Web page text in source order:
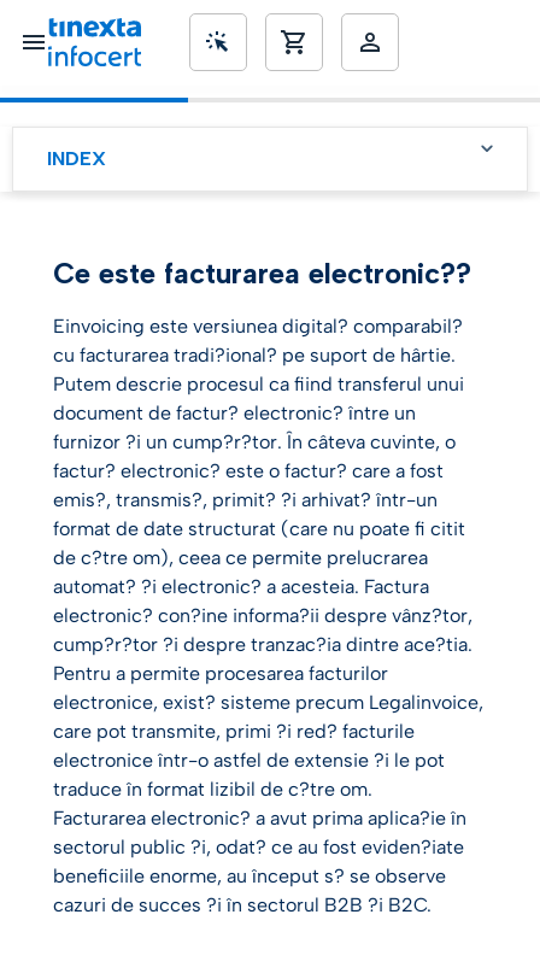
INDEX
5 motive întemeiate
de facturare electronic?
pentru compania ta
Facturarea electronic?
pentru a v? îmbun?t??i
ratingul ESG?
Ce este facturarea electronic??
Einvoicing este versiunea digital? comparabil?
cu facturarea tradi?ional? pe suport de hârtie.
Putem descrie procesul ca fiind transferul unui
document de factur? electronic? între un
furnizor ?i un cump?r?tor. În câteva cuvinte, o
factur? electronic? este o factur? care a fost
emis?, transmis?, primit? ?i arhivat? într-un
format de date structurat (care nu poate fi citit
de c?tre om), ceea ce permite prelucrarea
automat? ?i electronic? a acesteia. Factura
electronic? con?ine informa?ii despre vânz?tor,
cump?r?tor ?i despre tranzac?ia dintre ace?tia.
Pentru a permite procesarea facturilor
electronice, exist? sisteme precum Legalinvoice,
care pot transmite, primi ?i red? facturile
electronice într-o astfel de extensie ?i le pot
traduce în format lizibil de c?tre om.
Facturarea electronic? a avut prima aplica?ie în
sectorul public ?i, odat? ce au fost eviden?iate
beneficiile enorme, au început s? se observe
cazuri de succes ?i în sectorul B2B ?i B2C.